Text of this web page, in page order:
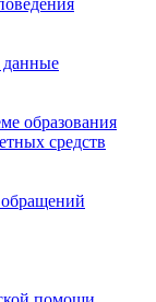
данные
образования
средств